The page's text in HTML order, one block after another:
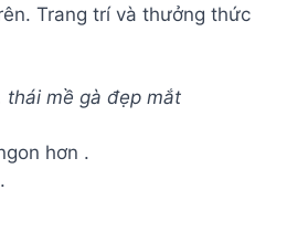
Trang trí và thưởng thức
thái mề gà đẹp mắt
hơn .